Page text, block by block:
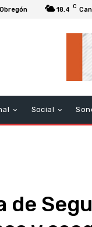
18.4 C
Social
de